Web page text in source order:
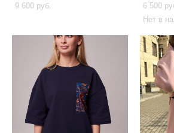
9 600 pуб.
6 500
Нет в